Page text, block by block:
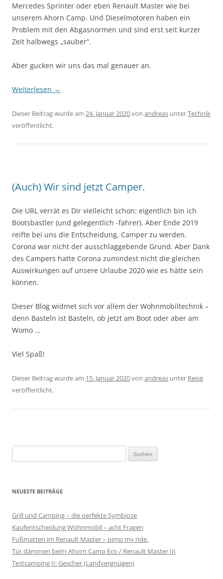
Mercedes Sprinter oder eben Renault Master wie bei
unserem Ahorn Camp. Und Dieselmotoren haben ein
Problem mit den Abgasnormen und sind erst seit kurzer
Zeit halbwegs „sauber“.
Aber gucken wir uns das mal genauer an.
Weiterlesen →
Dieser Beitrag wurde am 24. Januar 2020von andreas unterTechnik
veröffentlicht.
(Auch) Wir sind jetzt Camper.
Die URL verrät es Dir vielleicht schon: eigentlich bin ich
Bootsbastler (und gelegentlich -fahrer). Aber Ende 2019
reifte bei uns die Entscheidung, Camper zu werden.
Corona war nicht der ausschlaggebende Grund. Aber Dank
des Campers hatte Corona zumindest nicht die gleichen
Auswirkungen auf unsere Urlaube 2020 wie es hätte sein
können.
Dieser Blog widmet sich vor allem der Wohnmobiltechnik –
denn Basteln ist Basteln, ob jetzt am Boot oder aber am
Womo …
Viel Spaß!
Dieser Beitrag wurde am 15. Januar 2020von andreas unter Reise
veröffentlicht.
u
NEUESTE BEITRÄGE
Grill und Camping – die perfekte Symbiose
Kaufentscheidung Wohnmobil – acht Fragen
Fußmatten im Renault Master – pimp my ride.
Tür dämmen beim Ahorn Camp Eco / Renault Master III
Testcamping II: Gescher (Landvergnügen)